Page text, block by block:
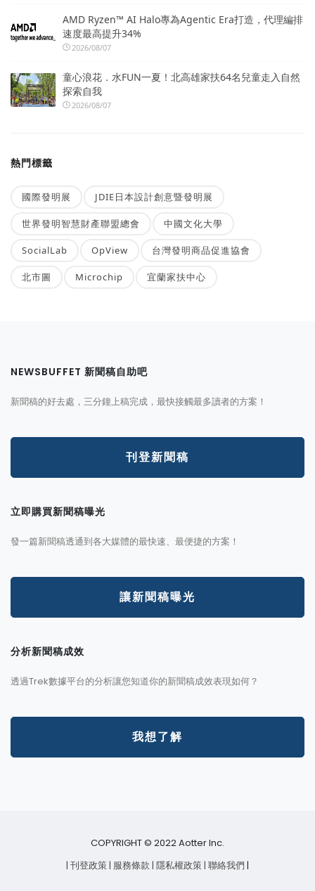
AMD Ryzen™ AI Halo專為Agentic Era打造，代理編排
速度最高提升34%
2026/08/07
童心浪花．水FUN一夏！北高雄家扶64名兒童走入自然
探索自我
2026/08/07
熱門標籤
國際發明展 JDIE日本設計創意暨發明展
世界發明智慧財產聯盟總會 中國文化大學
SocialLab OpView 台灣發明商品促進協會
北市圖 Microchip 宜蘭家扶中心
NEWSBUFFET 新聞稿自助吧
新聞稿的好去處，三分鐘上稿完成，最快接觸最多讀者的方案！
刊登新聞稿
立即購買新聞稿曝光
發一篇新聞稿透通到各大媒體的最快速、最便捷的方案！
讓新聞稿曝光
分析新聞稿成效
透過Trek數據平台的分析讓您知道你的新聞稿成效表現如何？
我想了解
COPYRIGHT © 2022 Aotter Inc.
| 刊登政策| 服務條款 | 隱私權政策| 聯絡我們 |